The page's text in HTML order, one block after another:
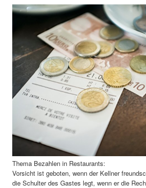
Thema Bezahlen in Restaurants:
Vorsicht ist geboten, wenn der Kellner
die Schulter des Gastes legt, wenn er die